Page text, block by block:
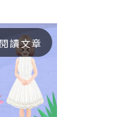
閱讀文章